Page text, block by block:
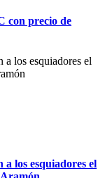
con precio de
los esquiadores el